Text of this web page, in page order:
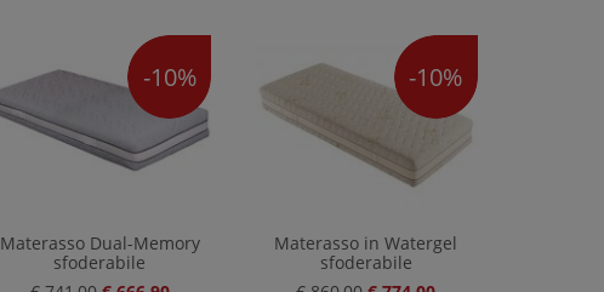
-10%
Materasso Dual-Memory
sfoderabile
-10%
Materasso in Watergel
sfoderabile